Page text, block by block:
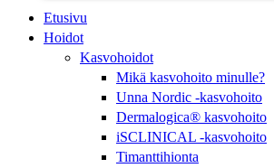
Etusivu
Hoidot
Kasvohoidot
Mikä kasvohoito minulle?
Unna Nordic -kasvohoito
Dermalogica® kasvohoito
iSCLINICAL -kasvohoito
Timanttihionta